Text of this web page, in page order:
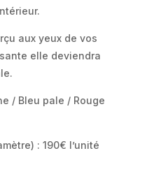
aux yeux de vos
elle deviendra
/ Bleu pale / Rouge
: 190€ l’unité